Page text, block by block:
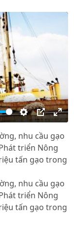
Settings
PIP
nhu cầu gạo
triển Nông
tấn gạo trong
nhu cầu gạo
triển Nông
tấn gạo trong